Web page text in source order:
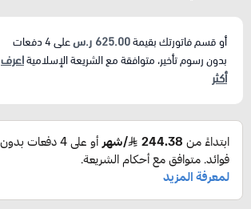
أو قسم فاتورتك بقيمة625.00 ر.س على4دفعات
بدون رسوم تأخير، متوافقة مع الشريعة الإسلاميةاعرف
أكثر